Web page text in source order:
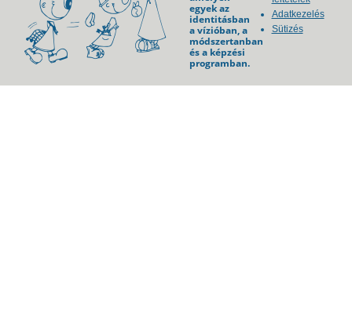
egyek az
identitásban
a vízióban, a
módszertanban
és a képzési
programban.
Adatkezelés
Sütizés